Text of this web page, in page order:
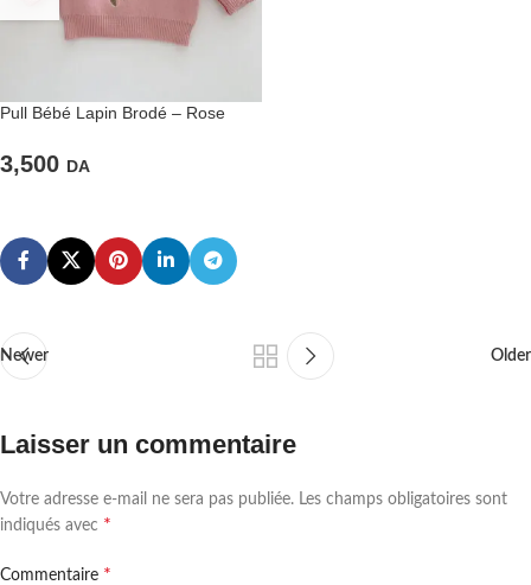
Pull Bébé Lapin Brodé – Rose
3,500 DA
Newer Older
Laisser un commentaire
Votre adresse e-mail ne sera pas publiée. Les champs obligatoires sont
indiqués avec *
Commentaire *